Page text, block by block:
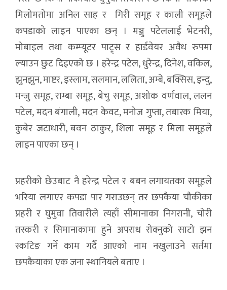
मिलोमतोमा अनिल साह र गिरी समूह र काली समूहले
कपडाको लाइन पाएका छन् । मञ्जु पटेललाई भेटनरी,
मोबाइल तथा कम्प्यूटर पाट्र्स र हार्डवेयर अवैध रुपमा
ल्याउन छुट दिइएको छ । हरेन्द्र पटेल, धुरेन्द्र, दिनेश, वकिल,
झुनझुन, माष्टर, इस्लाम, सलमान, ललिता, अम्बे, बक्सिस, इन्दु,
मन्जु समूह, राम्बा समूह, बेचु समूह, अशोक वर्णवाल, ललन
पटेल, मदन बंगाली, मदन केवट, मनोज गुप्ता, तबारक मिया,
कुबेर जटाधारी, बवन ठाकुर, शिला समूह र मिला समूहले
लाइन पाएका छन् ।
प्रहरीको छेउबाट नै हरेन्द्र पटेल र बबन लगायतका समूहले
भरिया लगाएर कपडा पार गराउछन् तर छपकैया चौकीका
प्रहरी र घुमुवा तिवारीले त्यहाँ सीमानाका निगरानी, चोरी
तस्करी र सिमानाकामा हुने अपराध रोक्नुको साटो झन
स्कटिङ गर्ने काम गर्दै आएको नाम नखुलाउने सर्तमा
छपकैयाका एक जना स्थानियले बताए ।